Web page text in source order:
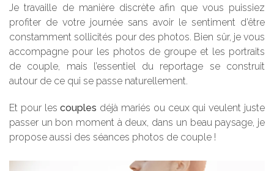
Je travaille de manière discrète afin que vous puissiez
profiter de votre journée sans avoir le sentiment d’être
constamment sollicités pour des photos. Bien sûr, je vous
accompagne pour les photos de groupe et les portraits
de couple, mais l’essentiel du reportage se construit
autour de ce qui se passe naturellement.
Et pour lescouples déjà mariés ou ceux qui veulent juste
passer un bon moment à deux, dans un beau paysage, je
propose aussi des séances photos de couple !